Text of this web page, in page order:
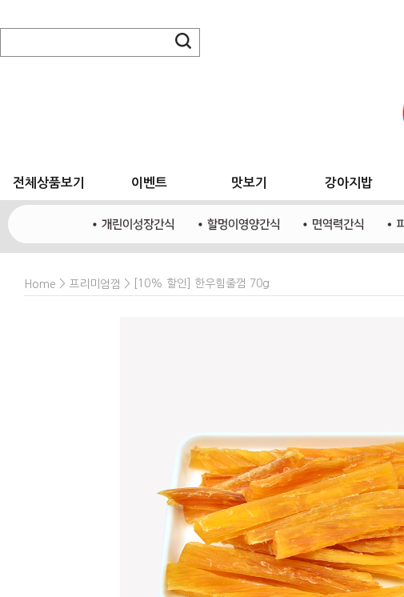
전체상품보기 이벤트 맛보기 강아지밥
Home > 프리미엄껌 > [10% 할인] 한우힘줄껌 70g